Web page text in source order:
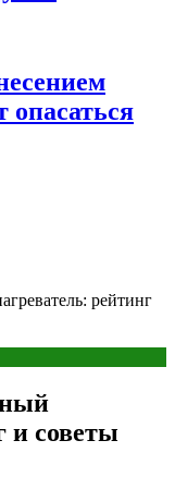
рейтинг
и советы